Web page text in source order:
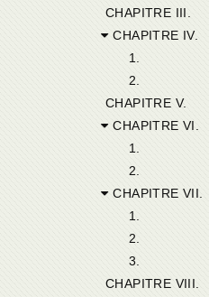
CHAPITRE III.
CHAPITRE IV.
1.
2.
CHAPITRE V.
CHAPITRE VI.
1.
2.
CHAPITRE VII.
1.
2.
3.
CHAPITRE VIII.